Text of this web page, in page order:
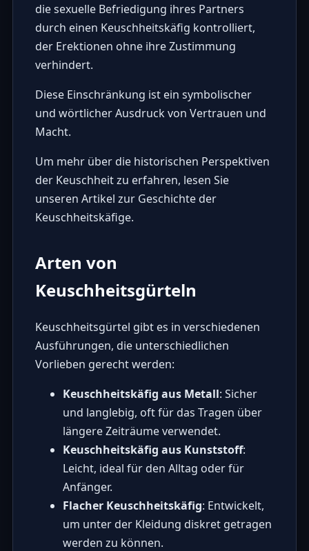
die sexuelle Befriedigung ihres Partners
durch einen Keuschheitskäfig kontrolliert,
der Erektionen ohne ihre Zustimmung
verhindert.
Diese Einschränkung ist ein symbolischer
und wörtlicher Ausdruck von Vertrauen und
Macht.
Um mehr über die historischen Perspektiven
der Keuschheit zu erfahren, lesen Sie
unseren Artikel zur Geschichte der
Keuschheitskäfige.
Arten von
Keuschheitsgürteln
Keuschheitsgürtel gibt es in verschiedenen
Ausführungen, die unterschiedlichen
Vorlieben gerecht werden:
Keuschheitskäfig aus Metall: Sicher
und langlebig, oft für das Tragen über
längere Zeiträume verwendet.
Keuschheitskäfig aus Kunststoff:
Leicht, ideal für den Alltag oder für
Anfänger.
Flacher Keuschheitskäfig: Entwickelt,
um unter der Kleidung diskret getragen
werden zu können.